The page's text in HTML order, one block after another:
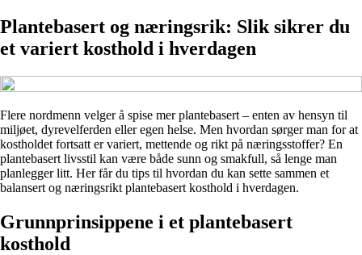
Plantebasert og næringsrik: Slik sikrer du
et variert kosthold i hverdagen
Flere nordmenn velger å spise mer plantebasert – enten av hensyn til
miljøet, dyrevelferden eller egen helse. Men hvordan sørger man for at
kostholdet fortsatt er variert, mettende og rikt på næringsstoffer? En
plantebasert livsstil kan være både sunn og smakfull, så lenge man
planlegger litt. Her får du tips til hvordan du kan sette sammen et
balansert og næringsrikt plantebasert kosthold i hverdagen.
Grunnprinsippene i et plantebasert
kosthold